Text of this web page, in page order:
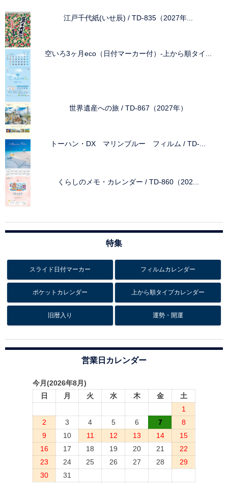
江戸千代紙(いせ辰) / TD-835（2027年...
空いろ3ヶ月eco（日付マーカー付）-上から順タイ...
世界遺産への旅 / TD-867（2027年）
トーハン・DX マリンブルー フィルム / TD-...
くらしのメモ・カレンダー / TD-860（202...
特集
スライド日付マーカー フィルムカレンダー
ポケットカレンダー 上から順タイプカレンダー
旧暦入り 運勢・開運
営業日カレンダー
今月(2026年8月)
日
月 火 水 木 金
土
1
2
3 4 5 6 7
8
9
10 11 12 13 14
15
16
17 18 19 20 21
22
23
24 25 26 27 28
29
30
31